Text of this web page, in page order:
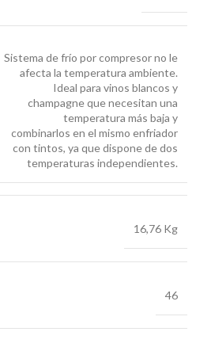
Sistema de frío por compresor no le
afecta la temperatura ambiente.
Ideal para vinos blancos y
champagne que necesitan una
temperatura más baja y
combinarlos en el mismo enfriador
con tintos, ya que dispone de dos
temperaturas independientes.
16,76 Kg
46